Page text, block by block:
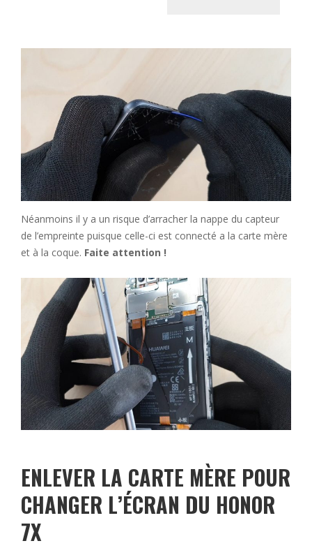
Néanmoins il y a un risque d’arracher la nappe du capteur
de l’empreinte puisque celle-ci est connecté a la carte mère
et à la coque. Faite attention !
ENLEVER LA CARTE MÈRE POUR
CHANGER L’ÉCRAN DU HONOR
7X